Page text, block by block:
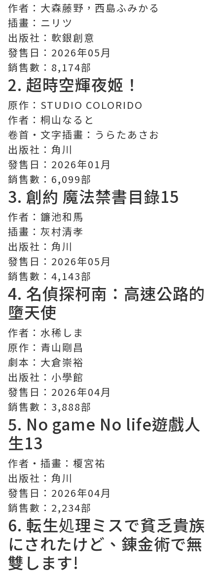
作者：大森藤野，西島ふみかる
插畫：ニリツ
出版社：軟銀創意
發售日：2026年05月
銷售數：8,174部
2. 超時空輝夜姬！
原作：STUDIO COLORIDO
作者：桐山なると
卷首・文字插畫：うらたあさお
出版社：角川
發售日：2026年01月
銷售數：6,099部
3. 創約 魔法禁書目錄15
作者：鐮池和馬
插畫：灰村清孝
出版社：角川
發售日：2026年05月
銷售數：4,143部
4. 名偵探柯南 ：高速公路的
墮天使
作者：水稀しま
原作：青山剛昌
劇本：大倉崇裕
出版社：小學館
發售日：2026年04月
銷售數：3,888部
5. No game No life遊戲人
生13
作者・插畫：榎宮祐
出版社：角川
發售日：2026年04月
銷售數：2,234部
6. 転生処理ミスで貧乏貴族
にされたけど、錬金術で無
雙します!